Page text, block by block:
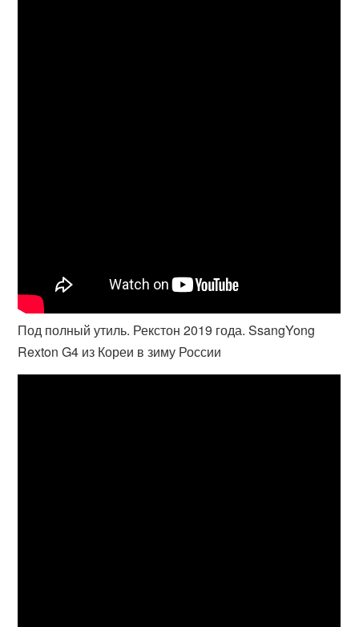
Под полный утиль. Рекстон 2019 года. SsangYong
Rexton G4 из Кореи в зиму России